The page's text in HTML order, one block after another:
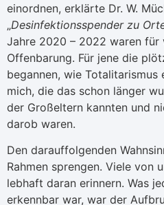
einordnen, erklärte Dr. W.
„Desinfektionsspender zu
Jahre 2020 – 2022 waren für
Offenbarung. Für jene die
begannen, wie
mich, die das schon länger
der Großeltern kannten und
darob waren.
Den darauffolgenden
Rahmen sprengen. Viele von
lebhaft daran erinnern. Was
erkennbar war, war der